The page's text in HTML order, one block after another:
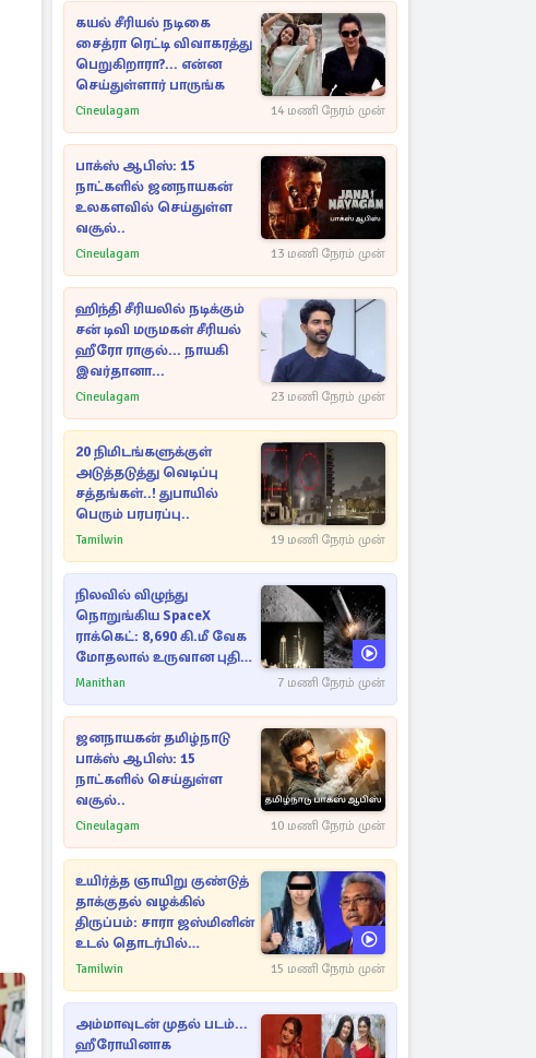
கயல் சீரியல் நடிகை
சைத்ரா ரெட்டி விவாகரத்து
பெறுகிறாரா?... என்ன
செய்துள்ளார் பாருங்க
Cineulagam 14 மணி நேரம் முன்
பாக்ஸ் ஆபிஸ்: 15
நாட்களில் ஜனநாயகன்
உலகளவில் செய்துள்ள
வசூல்..
Cineulagam 13 மணி நேரம் முன்
ஹிந்தி சீரியலில் நடிக்கும்
சன் டிவி மருமகள் சீரியல்
ஹீரோ ராகுல்... நாயகி
இவர்தானா...
Cineulagam 23 மணி நேரம் முன்
20 நிமிடங்களுக்குள்
அடுத்தடுத்து வெடிப்பு
சத்தங்கள்..! துபாயில்
பெரும் பரபரப்பு..
Tamilwin 19 மணி நேரம் முன்
நிலவில் விழுந்து
நொறுங்கிய SpaceX
ராக்கெட்: 8,690 கி.மீ வேக
மோதலால் உருவான புதிய
பள்ளம்!
Manithan 7 மணி நேரம் முன்
ஜனநாயகன் தமிழ்நாடு
பாக்ஸ் ஆபிஸ்: 15
நாட்களில் செய்துள்ள
வசூல்..
Cineulagam 10 மணி நேரம் முன்
உயிர்த்த ஞாயிறு குண்டுத்
தாக்குதல் வழக்கில்
திருப்பம்: சாரா ஜஸ்மினின்
உடல் தொடர்பில்
நீதிமன்றத்தில் வெளியான
Tamilwin 15 மணி நேரம் முன்
அம்மாவுடன் முதல் படம்...
ஹீரோயினாக